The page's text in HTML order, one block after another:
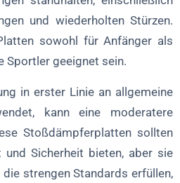
und wiederholten Stürzen.
sowohl für Anfänger als
Sportler geeignet sein.
in erster Linie an allgemeine
kann eine moderatere
Stoßdämpferplatten sollten
Sicherheit bieten, aber sie
strengen Standards erfüllen,